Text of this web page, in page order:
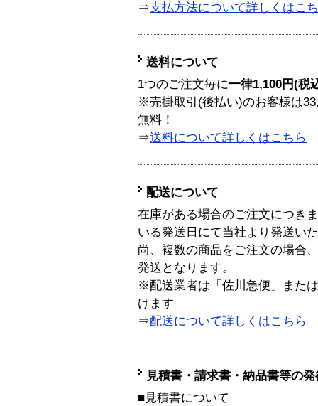
⇒支払方法について詳しくはこ
送料について
1つのご注文毎に一律1,100円(税
※売掛取引(後払い)のお客様は
無料！
⇒送料について詳しくはこちら
配送について
在庫がある場合のご注文につき
いる発送日にて当社より発送い
尚、複数の商品をご注文の場合
発送となります。
※配送業者は「佐川急便」また
けます
⇒配送について詳しくはこちら
見積書・請求書・納品書等の
■見積書について